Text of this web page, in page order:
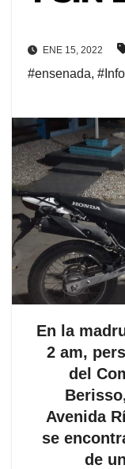
ENE 15, 2022
#ensenada,
En la
2 am,
del
Avenida
se
de